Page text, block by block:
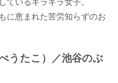
に恵まれた苦労知らずのお
うたこ）／池谷のぶ